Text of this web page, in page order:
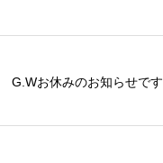
G.Wお休みのお知らせです